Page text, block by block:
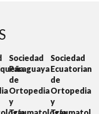
Sociedad
Ecuatoriana
de
Ortopedia
Sociedad
de
Ortopedia